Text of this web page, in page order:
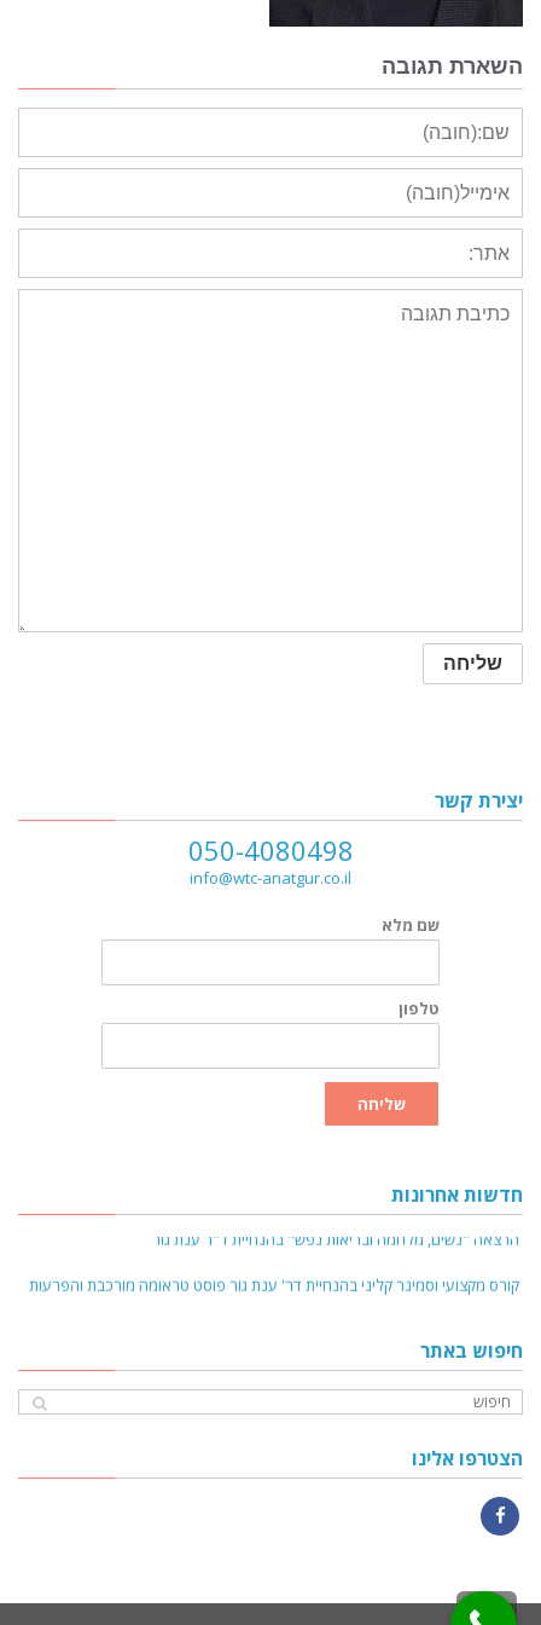
השארת תגובה
יצירת קשר
050-4080498
info@wtc-anatgur.co.il
שם מלא
טלפון
שליחה
חדשות אחרונות
הרצאה "נשים, מלחמה ובריאות נפש" בהנחיית ד"ר ענת גור
קורס מקצועי וסמינר קליני בהנחיית דר' ענת גור פוסט טראומה מורכבת והפרעות
קורס מקצועי והדרכה קלינית - טיפול בהפרעות אכילה על רקע פגיעות מיניות
בילדות - ינואר 2025
קורס פסיכולוגיה של האישה ודרכי טיפול מותאמות - אפריל 25
ראיון עם ד״ר ענת גור בפודקאסט של ד"ר אפרת לירז
חיפוש באתר
הצטרפו אלינו